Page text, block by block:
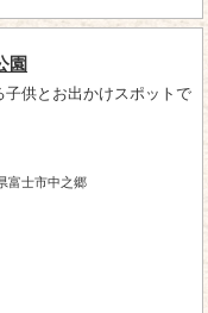
園
子供とお出かけスポットで
富士市中之郷